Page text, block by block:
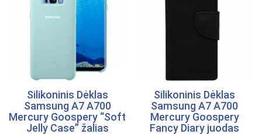
Silikoninis Dėklas
Samsung A7 A700
Mercury Goospery “Soft
Jelly Case” žalias
Silikoninis Dėklas
Samsung A7 A700
Mercury Goospery
Fancy Diary juodas